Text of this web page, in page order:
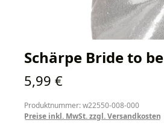
Schärpe Bride to be
Regulärer Preis:
5,99 €
Produktnummer: w22550-008-000
Preise inkl. MwSt. zzgl. Versandkosten